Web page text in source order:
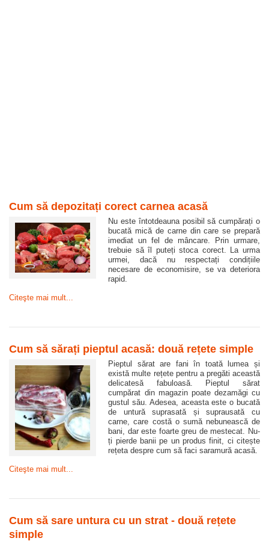
Cum să depozitați corect carnea acasă
Nu este întotdeauna posibil să cumpărați o
bucată mică de carne din care se prepară
imediat un fel de mâncare. Prin urmare,
trebuie să îl puteți stoca corect. La urma
urmei, dacă nu respectați condițiile
necesare de economisire, se va deteriora
rapid.
Citeşte mai mult...
Cum să sărați pieptul acasă: două rețete simple
Pieptul sărat are fani în toată lumea și
există multe rețete pentru a pregăti această
delicatesă fabuloasă. Pieptul sărat
cumpărat din magazin poate dezamăgi cu
gustul său. Adesea, aceasta este o bucată
de untură suprasată și suprausată cu
carne, care costă o sumă nebunească de
bani, dar este foarte greu de mestecat. Nu-
ți pierde banii pe un produs finit, ci citește
rețeta despre cum să faci saramură acasă.
Citeşte mai mult...
Cum să sare untura cu un strat - două rețete
simple